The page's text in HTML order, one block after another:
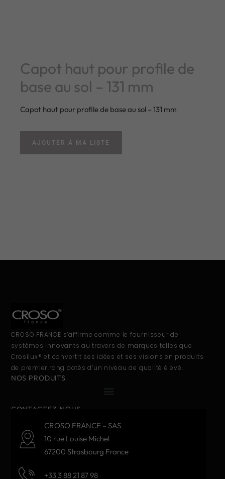
Capot haut pour profile de
base au sol – 131 mm
Capot haut pour profile de base au sol – 131 mm
AJOUTER À MA LISTE
CROSO FRANCE s’affirme comme le fournisseur de
systèmes innovants au travers de marques telles que
Crosilux® et convertit ses idées et ses visions en produits
de premier rang dotés d’un niveau de qualité élevé.
NOS PRODUITS
CONTACTEZ-NOUS
CROSO FRANCE – SAS
10 rue Louise Michel
67200 Strasbourg France
+33 3 88 21 87 98